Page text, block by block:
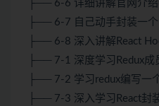
├── 6-6 详细讲解官网介
├── 6-7 自己动手封装一
├── 6-8 深入讲解React
├── 7-1 深度学习Redux成
├── 7-2 学习redux编写一
├── 7-3 深入学习React封